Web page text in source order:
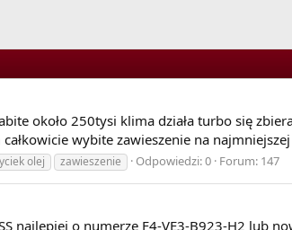
w celu zmniejszenia kołysania
samochodu kontrolują pracę sprężyn
działająca na amortyzator). Dzięki
najbardziej równomiernie na wszystkie
komfortu podróżowania. Im
drgań przenosi z masy nieresorowanej
amortyzatory pozwalające na zmianę
około 250tysi klima działa turbo się
wybite zawieszenie na
olej zawieszenie Odpowiedzi: 0 Forum: 147
o numerze F4-VE3-B923-H2 lub